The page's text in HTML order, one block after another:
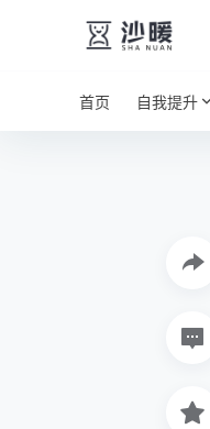
首页 自我提升